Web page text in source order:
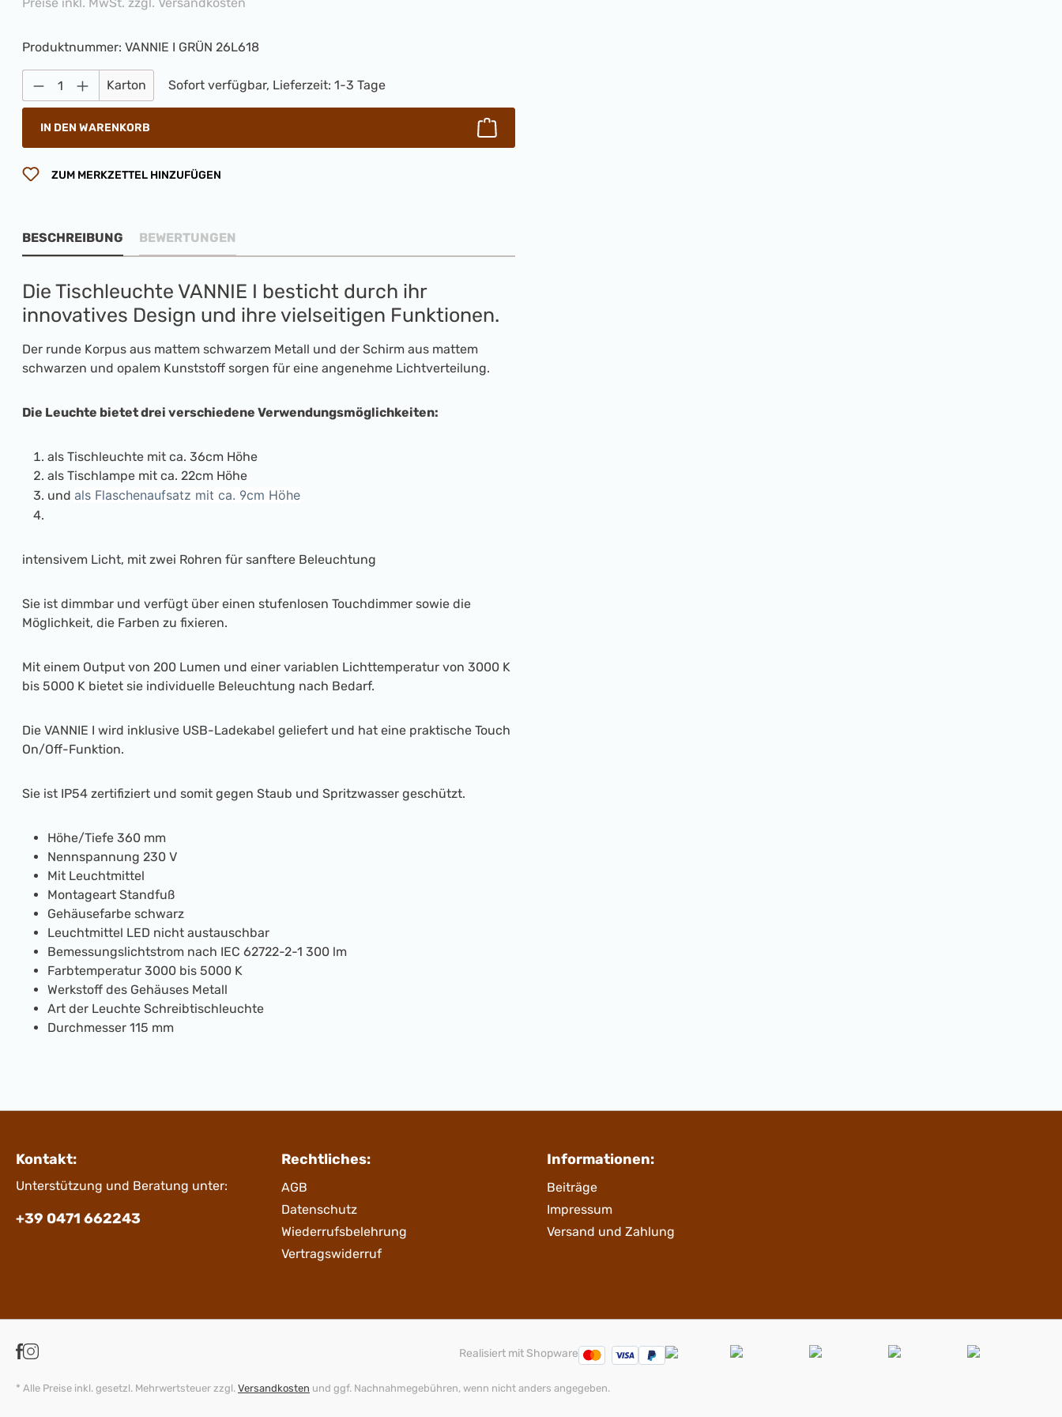
Produktnummer: VANNIE I GRÜN 26L618
Produkt Anzahl: Gib den gewünschten Wert ein oder benutze die Schaltflächen um die Anzahl zu erhöhen oder zu
Karton Sofort verfügbar, Lieferzeit: 1-3 Tage
IN DEN WARENKORB
ZUM MERKZETTEL HINZUFÜGEN
BESCHREIBUNG BEWERTUNGEN
Die Tischleuchte VANNIE I besticht durch ihr
innovatives Design und ihre vielseitigen Funktionen.
Der runde Korpus aus mattem schwarzem Metall und der Schirm aus mattem
schwarzen und opalem Kunststoff sorgen für eine angenehme Lichtverteilung.
Die Leuchte bietet drei verschiedene Verwendungsmöglichkeiten:
als Tischleuchte mit ca. 36cm Höhe
als Tischlampe mit ca. 22cm Höhe
und als Flaschenaufsatz mit ca. 9cm Höhe
intensivem Licht, mit zwei Rohren für sanftere Beleuchtung
Sie ist dimmbar und verfügt über einen stufenlosen Touchdimmer sowie die
Möglichkeit, die Farben zu fixieren.
Mit einem Output von 200 Lumen und einer variablen Lichttemperatur von 3000 K
bis 5000 K bietet sie individuelle Beleuchtung nach Bedarf.
Die VANNIE I wird inklusive USB-Ladekabel geliefert und hat eine praktische Touch
On/Off-Funktion.
Sie ist IP54 zertifiziert und somit gegen Staub und Spritzwasser geschützt.
Höhe/Tiefe 360 mm
Nennspannung 230 V
Mit Leuchtmittel
Montageart Standfuß
Gehäusefarbe schwarz
Leuchtmittel LED nicht austauschbar
Bemessungslichtstrom nach IEC 62722-2-1 300 lm
Farbtemperatur 3000 bis 5000 K
Werkstoff des Gehäuses Metall
Art der Leuchte Schreibtischleuchte
Durchmesser 115 mm
Kontakt:
Unterstützung und Beratung unter:
+39 0471 662243
Rechtliches:
AGB
Datenschutz
Wiederrufsbelehrung
Vertragswiderruf
Informationen:
Beiträge
Impressum
Versand und Zahlung
Realisiert mit Shopware
* Alle Preise inkl. gesetzl. Mehrwertsteuer zzgl. Versandkosten und ggf. Nachnahmegebühren, wenn nicht anders angegeben.